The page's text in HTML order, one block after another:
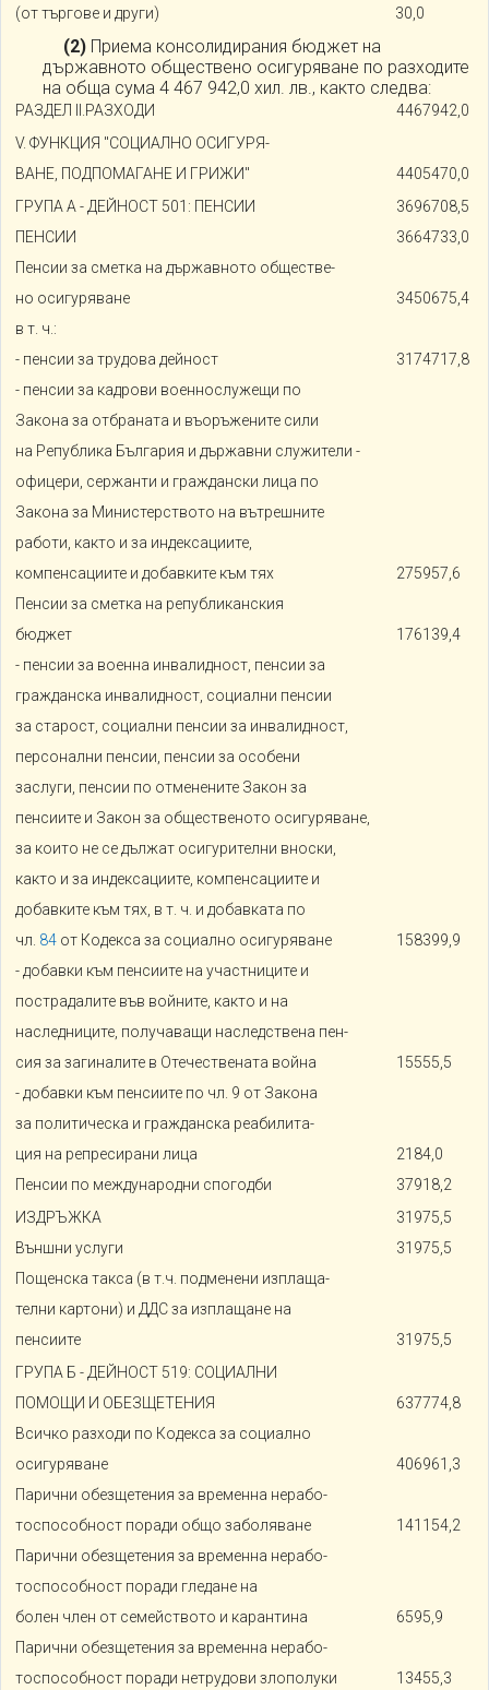
(от търгове и други)
30,0
(2) Приема консолидирания бюджет на
държавното обществено осигуряване по разходите
на обща сума 4 467 942,0 хил. лв., както следва:
РАЗДЕЛ II.РАЗХОДИ
4467942,0
V. ФУНКЦИЯ "СОЦИАЛНО ОСИГУРЯ-
ВАНЕ, ПОДПОМАГАНЕ И ГРИЖИ"
4405470,0
ГРУПА A - ДЕЙНОСТ 501: ПЕНСИИ
3696708,5
ПЕНСИИ
3664733,0
Пенсии за сметка на държавното обществе-
но осигуряване
3450675,4
в т. ч.:
- пенсии за трудова дейност
3174717,8
- пенсии за кадрови военнослужещи по
Закона за отбраната и въоръжените сили
на Република България и държавни служители -
офицери, сержанти и граждански лица по
Закона за Министерството на вътрешните
работи, както и за индексациите,
компенсациите и добавките към тях
275957,6
Пенсии за сметка на републиканския
бюджет
176139,4
- пенсии за военна инвалидност, пенсии за
гражданска инвалидност, социални пенсии
за старост, социални пенсии за инвалидност,
персонални пенсии, пенсии за особени
заслуги, пенсии по отменените Закон за
пенсиите и Закон за общественото осигуряване,
за които не се дължат осигурителни вноски,
както и за индексациите, компенсациите и
добавките към тях, в т. ч. и добавката по
чл. 84 от Кодекса за социално осигуряване
158399,9
- добавки към пенсиите на участниците и
пострадалите във войните, както и на
наследниците, получаващи наследствена пен-
сия за загиналите в Отечествената война
15555,5
- добавки към пенсиите по чл. 9 от Закона
за политическа и гражданска реабилита-
ция на репресирани лица
2184,0
Пенсии по международни спогодби
37918,2
ИЗДРЪЖКА
31975,5
Външни услуги
31975,5
Пощенска такса (в т.ч. подменени изплаща-
телни картони) и ДДС за изплащане на
пенсиите
31975,5
ГРУПА Б - ДЕЙНОСТ 519: СОЦИАЛНИ
ПОМОЩИ И ОБЕЗЩЕТЕНИЯ
637774,8
Всичко разходи по Кодекса за социално
осигуряване
406961,3
Парични обезщетения за временна нерабо-
тоспособност поради общо заболяване
141154,2
Парични обезщетения за временна нерабо-
тоспособност поради гледане на
болен член от семейството и карантина
6595,9
Парични обезщетения за временна нерабо-
тоспособност поради нетрудови злополуки
13455,3